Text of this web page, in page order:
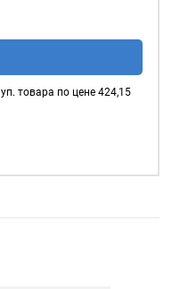
уп. товара по цене 424,15